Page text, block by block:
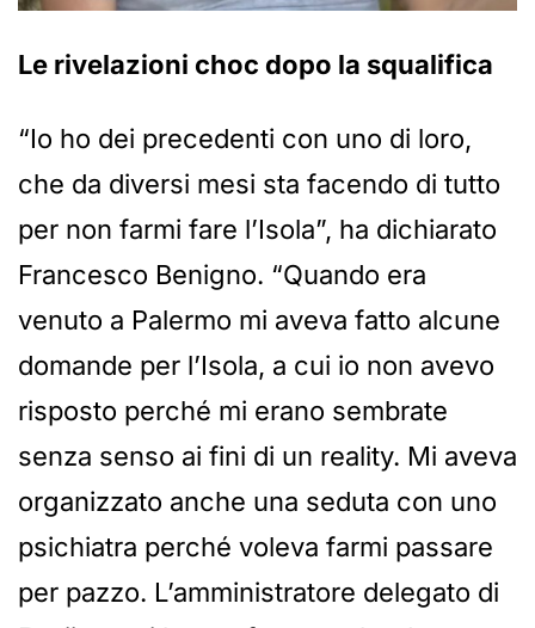
Le rivelazioni choc dopo la squalifica
“Io ho dei precedenti con uno di loro,
che da diversi mesi sta facendo di tutto
per non farmi fare l’Isola”, ha dichiarato
Francesco Benigno. “Quando era
venuto a Palermo mi aveva fatto alcune
domande per l’Isola, a cui io non avevo
risposto perché mi erano sembrate
senza senso ai fini di un reality. Mi aveva
organizzato anche una seduta con uno
psichiatra perché voleva farmi passare
per pazzo. L’amministratore delegato di